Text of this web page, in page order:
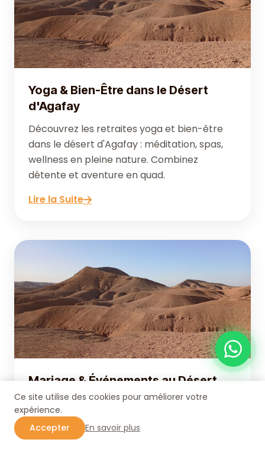
Yoga & Bien-Être dans le Désert
d'Agafay
Découvrez les retraites yoga et bien-être
dans le désert d'Agafay : méditation, spas,
wellness en pleine nature. Combinez
détente et aventure en quad.
Lire la Suite
Mariage & Événements au Désert
d'Agafay
Organisez votre mariage ou événement
dans le désert d'Agafay : lieux, logistique,
Ce site utilise des cookies pour améliorer votre
expérience.
Accepter
En savoir plus